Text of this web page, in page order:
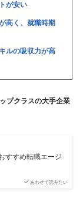
が安い
高く、就職時期
ルの吸収力が高
プクラスの大手企業
あわせて読みたい
すすめ転職エージ